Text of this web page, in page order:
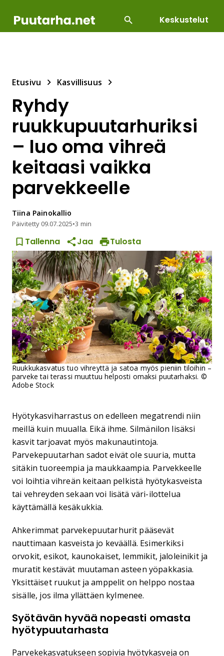
Keskustelut
Etusivu Kasvillisuus
Ryhdy
ruukkupuutarhuriksi
– luo oma vihreä
keitaasi vaikka
parvekkeelle
Tiina Painokallio
Päivitetty 09.07.2025•3 min
Tallenna Jaa Tulosta
Ruukkukasvatus tuo vihreyttä ja satoa myös pieniin tiloihin –
parveke tai terassi muuttuu helposti omaksi puutarhaksi. ©
Adobe Stock
Hyötykasviharrastus on edelleen megatrendi niin
meillä kuin muualla. Eikä ihme. Silmänilon lisäksi
kasvit tarjoavat myös makunautintoja.
Parvekepuutarhan sadot eivät ole suuria, mutta
sitäkin tuoreempia ja maukkaampia. Parvekkeelle
voi loihtia vihreän keitaan pelkistä hyötykasveista
tai vehreyden sekaan voi lisätä väri-ilottelua
käyttämällä kesäkukkia.
Ahkerimmat parvekepuutarhurit pääsevät
nauttimaan kasveista jo keväällä. Esimerkiksi
orvokit, esikot, kaunokaiset, lemmikit, jaloleinikit ja
muratit kestävät muutaman asteen yöpakkasia.
Yksittäiset ruukut ja amppelit on helppo nostaa
sisälle, jos ilma yllättäen kylmenee.
Syötävän hyvää nopeasti omasta
hyötypuutarhasta
Parvekekasvatukseen sopivia hyötykasveja on